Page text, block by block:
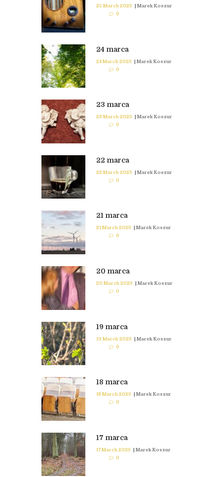
25 March 2023 | Marek Koszur
0
24 marca
24 March 2023 | Marek Koszur
0
23 marca
23 March 2023 | Marek Koszur
0
22 marca
22 March 2023 | Marek Koszur
0
21 marca
21 March 2023
Marek Koszur
0
20 marca
20 March 2023 | Marek Koszur
0
19 marca
19 March 2023 | Marek Koszur
0
18 marca
18 March 2023 | Marek Koszur
0
17 marca
17 March 2023 | Marek Koszur
0